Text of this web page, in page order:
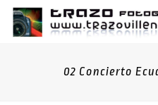
02 Concierto